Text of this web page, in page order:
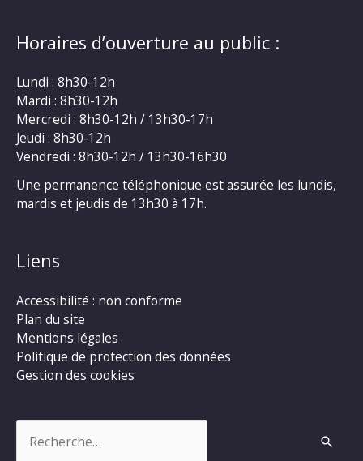
Horaires d’ouverture au public :
Lundi : 8h30-12h
Mardi : 8h30-12h
Mercredi : 8h30-12h / 13h30-17h
Jeudi : 8h30-12h
Vendredi : 8h30-12h / 13h30-16h30
Une permanence téléphonique est assurée les lundis,
mardis et jeudis de 13h30 à 17h.
Liens
Accessibilité : non conforme
Plan du site
Mentions légales
Politique de protection des données
Gestion des cookies